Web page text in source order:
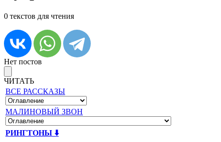
0 текстов для чтения
Нет постов
ЧИТАТЬ
ВСЕ РАССКАЗЫ
МАЛИНОВЫЙ ЗВОН
РИНГТОНЫ ⬇️